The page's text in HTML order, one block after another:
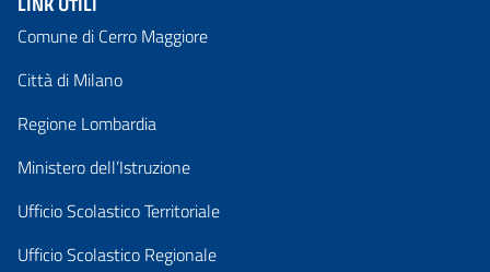
Comune di Cerro Maggiore
Città di Milano
Regione Lombardia
Ministero dell’Istruzione
Ufficio Scolastico Territoriale
Ufficio Scolastico Regionale